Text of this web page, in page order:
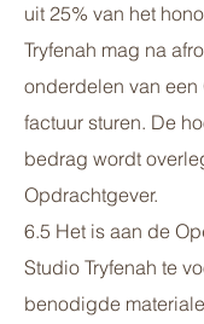
uit 25% van het
Tryfenah mag na
onderdelen van een
factuur sturen. De
bedrag wordt
Opdrachtgever.
6.5 Het is aan de
Studio Tryfenah te
benodigde